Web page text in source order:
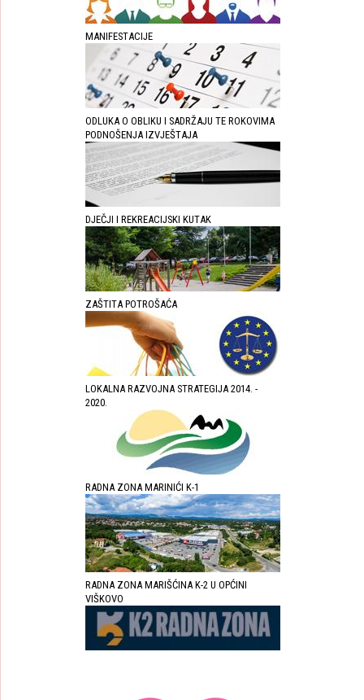
MANIFESTACIJE
ODLUKA O OBLIKU I SADRŽAJU TE ROKOVIMA
PODNOŠENJA IZVJEŠTAJA
DJEČJI I REKREACIJSKI KUTAK
ZAŠTITA POTROŠAĆA
LOKALNA RAZVOJNA STRATEGIJA 2014. -
2020.
RADNA ZONA MARINIĆI K-1
RADNA ZONA MARIŠĆINA K-2 U OPĆINI
VIŠKOVO